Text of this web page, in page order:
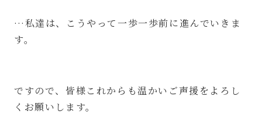
…私達は、こうやって一歩一歩前に進んでいきま
す。
ですので、皆様これからも温かいご声援をよろし
くお願いします。